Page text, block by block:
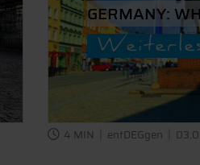
GERMANY:
4 MIN entDEGgen